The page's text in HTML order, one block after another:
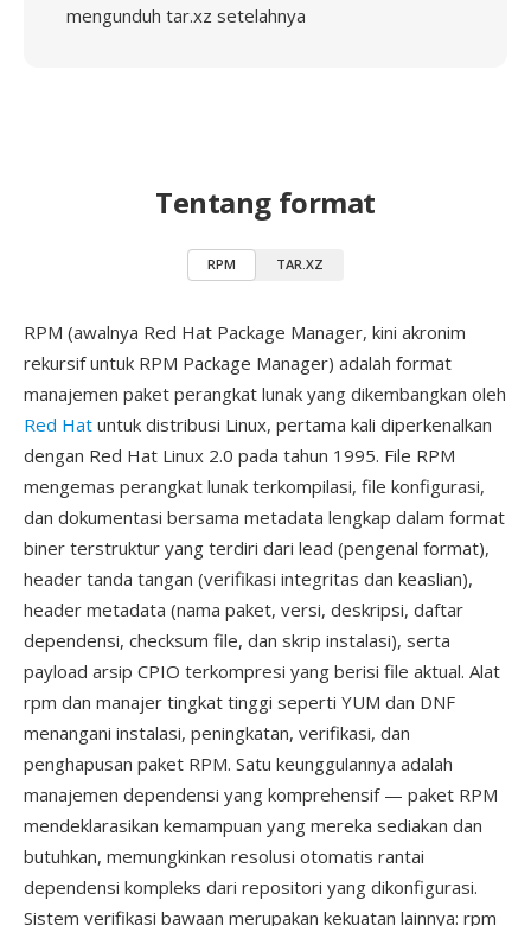
mengunduh tar.xz setelahnya
Tentang format
RPM TAR.XZ
RPM (awalnya Red Hat Package Manager, kini akronim
rekursif untuk RPM Package Manager) adalah format
manajemen paket perangkat lunak yang dikembangkan oleh
Red Hat untuk distribusi Linux, pertama kali diperkenalkan
dengan Red Hat Linux 2.0 pada tahun 1995. File RPM
mengemas perangkat lunak terkompilasi, file konfigurasi,
dan dokumentasi bersama metadata lengkap dalam format
biner terstruktur yang terdiri dari lead (pengenal format),
header tanda tangan (verifikasi integritas dan keaslian),
header metadata (nama paket, versi, deskripsi, daftar
dependensi, checksum file, dan skrip instalasi), serta
payload arsip CPIO terkompresi yang berisi file aktual. Alat
rpm dan manajer tingkat tinggi seperti YUM dan DNF
menangani instalasi, peningkatan, verifikasi, dan
penghapusan paket RPM. Satu keunggulannya adalah
manajemen dependensi yang komprehensif — paket RPM
mendeklarasikan kemampuan yang mereka sediakan dan
butuhkan, memungkinkan resolusi otomatis rantai
dependensi kompleks dari repositori yang dikonfigurasi.
Sistem verifikasi bawaan merupakan kekuatan lainnya: rpm